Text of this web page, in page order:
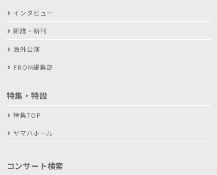
インタビュー
新譜・新刊
海外公演
FROM編集部
特集・特設
特集TOP
ヤマハホール
コンサート検索